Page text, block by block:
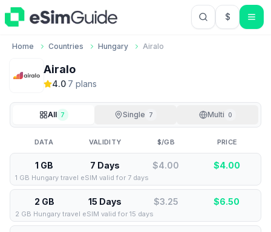
$USD US
Home Countries Hungary Airalo
Airalo
4.0·7 plans
All 7 Single 7 Multi 0
DATA VALIDITY $/GB PRICE
1 GB 7 Days $4.00 $4.00
1 GB Hungary travel eSIM valid for 7 days
2 GB 15 Days $3.25 $6.50
2 GB Hungary travel eSIM valid for 15 days